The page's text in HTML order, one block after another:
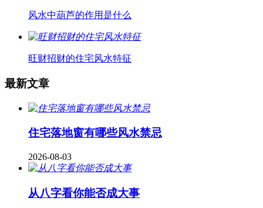
风水中葫芦的作用是什么
旺财招财的住宅风水特征
最新文章
住宅落地窗有哪些风水禁忌
2026-08-03
从八字看你能否成大事